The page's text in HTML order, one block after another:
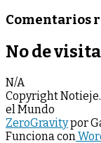
Comentarios
No de
N/A
Copyright
el Mundo
ZeroGravitypor
Funciona con